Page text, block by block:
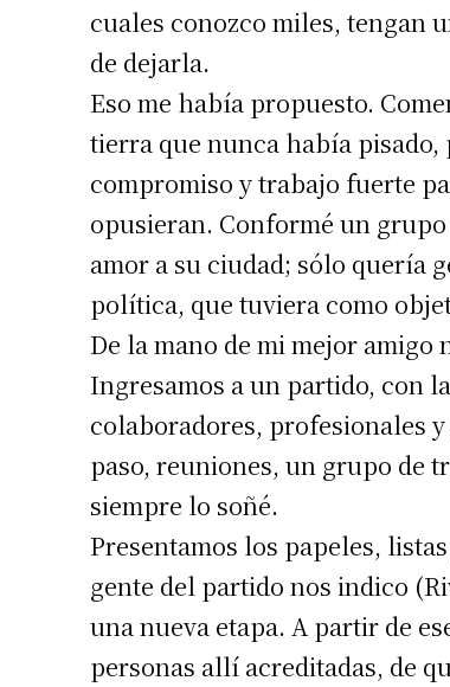
cuales conozco miles, tengan
de dejarla.
Eso me había propuesto.
tierra que nunca había pisado,
compromiso y trabajo fuerte
opusieran. Conformé un
amor a su ciudad; sólo quería
política, que tuviera como
De la mano de mi mejor amigo
Ingresamos a un partido, con
colaboradores, profesionales
paso, reuniones, un grupo de
siempre lo soñé.
Presentamos los papeles,
gente del partido nos indico
una nueva etapa. A partir de
personas allí acreditadas, de